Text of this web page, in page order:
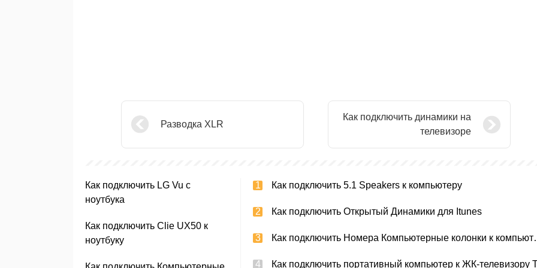
Разводка XLR
Как подключить динамики на
телевизоре
Как подключить LG Vu с
ноутбука
Как подключить Clie UX50 к
ноутбуку
Как подключить 5.1 Speakers к компьютеру
Как подключить Открытый Динамики для Itunes
Как